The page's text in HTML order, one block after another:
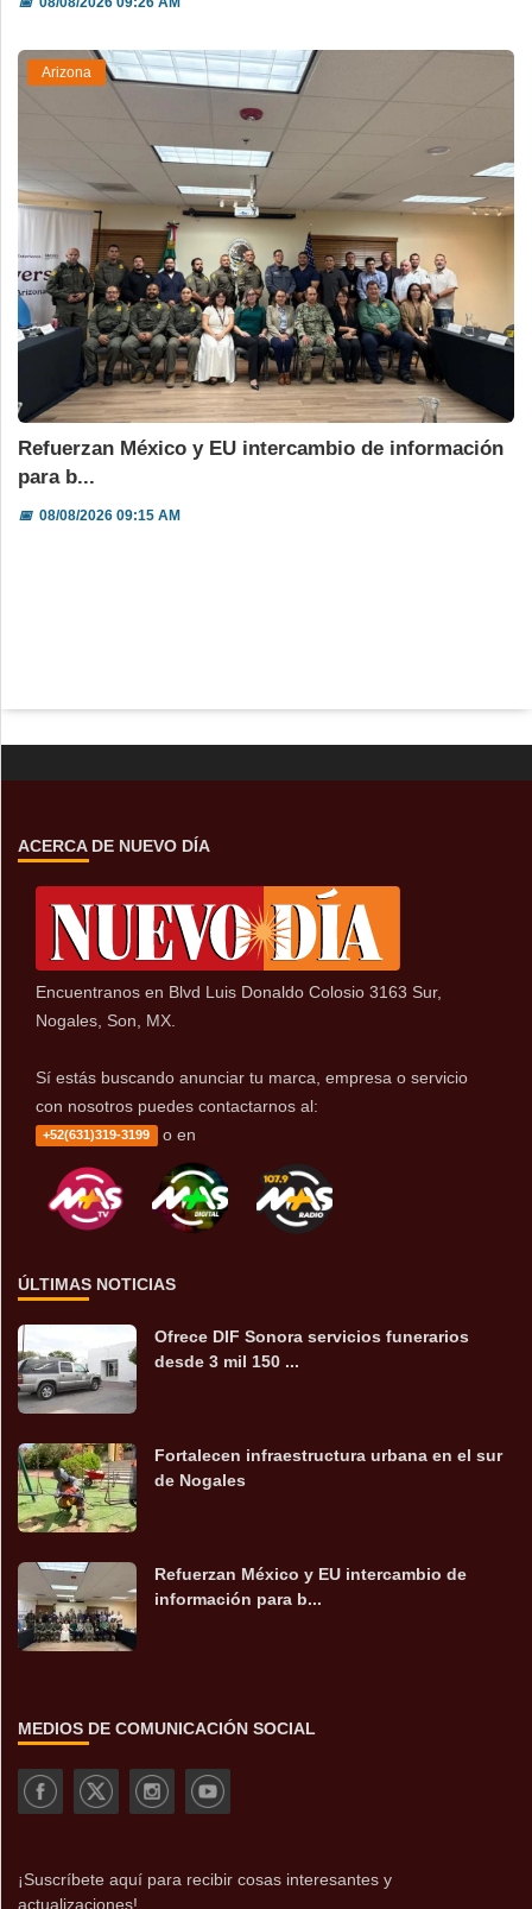
Arizona
Refuerzan México y EU intercambio de información
para b...
📅08/08/2026 09:15 AM
ACERCA DE NUEVO DÍA
Encuentranos en Blvd Luis Donaldo Colosio 3163 Sur,
Nogales, Son, MX.
Sí estás buscando anunciar tu marca, empresa o servicio
con nosotros puedes contactarnos al:
+52(631)319-3199 o en
ÚLTIMAS NOTICIAS
Ofrece DIF Sonora servicios funerarios
desde 3 mil 150 ...
Fortalecen infraestructura urbana en el sur
de Nogales
Refuerzan México y EU intercambio de
información para b...
MEDIOS DE COMUNICACIÓN SOCIAL
¡Suscríbete aquí para recibir cosas interesantes y
actualizaciones!